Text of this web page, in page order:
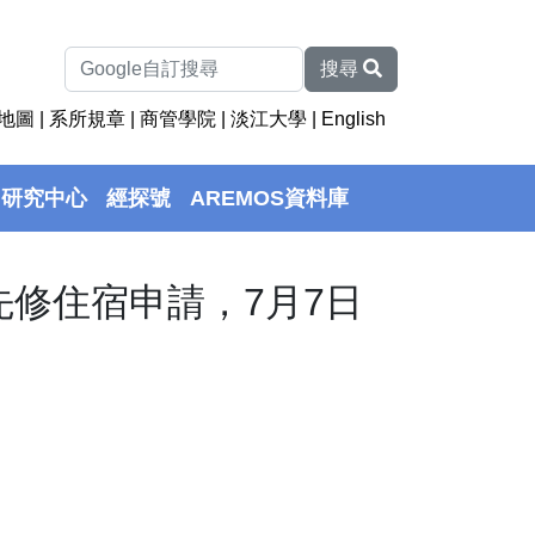
搜尋
圖 系所規章 |商管學院 |淡江大學 English
研究中心 經探號 AREMOS資料庫
住宿申請，7月7日